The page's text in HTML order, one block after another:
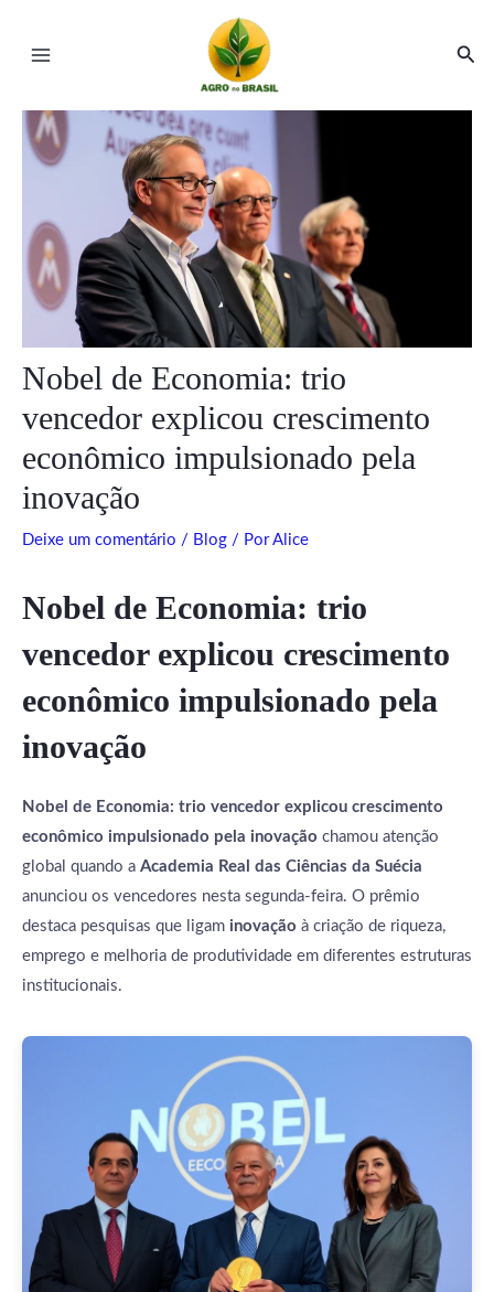
Menu
Nobel de Economia: trio
vencedor explicou crescimento
econômico impulsionado pela
inovação
Deixe um comentário / Blog / PorAlice
Nobel de Economia: trio
vencedor explicou crescimento
econômico impulsionado pela
inovação
Nobel de Economia: trio vencedor explicou crescimento
econômico impulsionado pela inovação chamou atenção
global quando a Academia Real das Ciências da Suécia
anunciou os vencedores nesta segunda-feira. O prêmio
destaca pesquisas que ligam inovação à criação de riqueza,
emprego e melhoria de produtividade em diferentes estruturas
institucionais.